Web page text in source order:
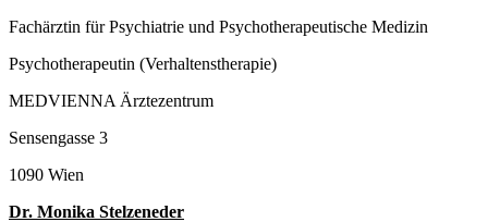
Fachärztin für Psychiatrie und Psychotherapeutische Medizin
Psychotherapeutin (Verhaltenstherapie)
MEDVIENNA Ärztezentrum
Sensengasse 3
1090 Wien
Dr. Monika Stelzeneder